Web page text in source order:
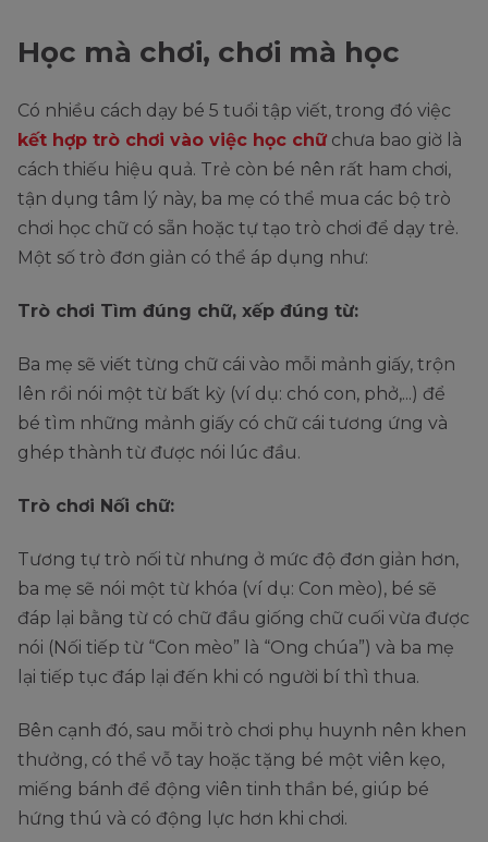
Học mà chơi, chơi mà học
Có nhiều cách dạy bé 5 tuổi tập viết, trong đó việc
kết hợp trò chơi vào việc học chữchưa bao giờ là
cách thiếu hiệu quả. Trẻ còn bé nên rất ham chơi,
tận dụng tâm lý này, ba mẹ có thể mua các bộ trò
chơi học chữ có sẵn hoặc tự tạo trò chơi để dạy trẻ.
Một số trò đơn giản có thể áp dụng như:
Trò chơi Tìm đúng chữ, xếp đúng từ:
Ba mẹ sẽ viết từng chữ cái vào mỗi mảnh giấy, trộn
lên rồi nói một từ bất kỳ (ví dụ: chó con, phở,...) để
bé tìm những mảnh giấy có chữ cái tương ứng và
ghép thành từ được nói lúc đầu.
Trò chơi Nối chữ:
Tương tự trò nối từ nhưng ở mức độ đơn giản hơn,
ba mẹ sẽ nói một từ khóa (ví dụ: Con mèo), bé sẽ
đáp lại bằng từ có chữ đầu giống chữ cuối vừa được
nói (Nối tiếp từ “Con mèo” là “Ong chúa”) và ba mẹ
lại tiếp tục đáp lại đến khi có người bí thì thua.
Bên cạnh đó, sau mỗi trò chơi phụ huynh nên khen
thưởng, có thể vỗ tay hoặc tặng bé một viên kẹo,
miếng bánh để động viên tinh thần bé, giúp bé
hứng thú và có động lực hơn khi chơi.